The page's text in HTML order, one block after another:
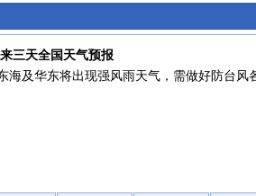
三天全国天气预报
海及华东将出现强风雨天气，需做好防台风